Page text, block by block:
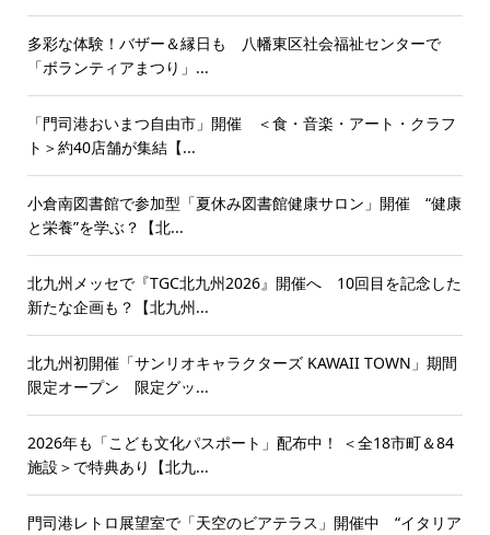
多彩な体験！バザー＆縁日も 八幡東区社会福祉センターで
「ボランティアまつり」...
「門司港おいまつ自由市」開催 ＜食・音楽・アート・クラフ
ト＞約40店舗が集結【...
小倉南図書館で参加型「夏休み図書館健康サロン」開催 “健康
と栄養”を学ぶ？【北...
北九州メッセで『TGC北九州2026』開催へ 10回目を記念した
新たな企画も？【北九州...
北九州初開催「サンリオキャラクターズ KAWAII TOWN」期間
限定オープン 限定グッ...
2026年も「こども文化パスポート」配布中！ ＜全18市町＆84
施設＞で特典あり【北九...
門司港レトロ展望室で「天空のビアテラス」開催中 “イタリア